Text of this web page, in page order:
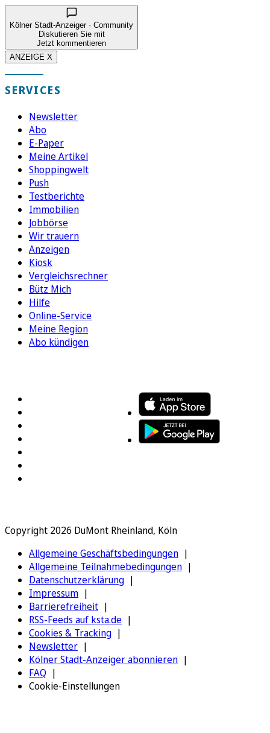
Kölner Stadt-Anzeiger · Community
Diskutieren Sie mit
Jetzt kommentieren
ANZEIGE X
SERVICES
Newsletter
Abo
E-Paper
Meine Artikel
Shoppingwelt
Push
Testberichte
Immobilien
Jobbörse
Wir trauern
Anzeigen
Kiosk
Vergleichsrechner
Bütz Mich
Hilfe
Online-Service
Meine Region
Abo kündigen
Copyright 2026 DuMont Rheinland, Köln
Allgemeine Geschäftsbedingungen
Allgemeine Teilnahmebedingungen
Datenschutzerklärung
Impressum
Barrierefreiheit
RSS-Feeds auf ksta.de
Cookies & Tracking
Newsletter
Kölner Stadt-Anzeiger abonnieren
FAQ
Cookie-Einstellungen